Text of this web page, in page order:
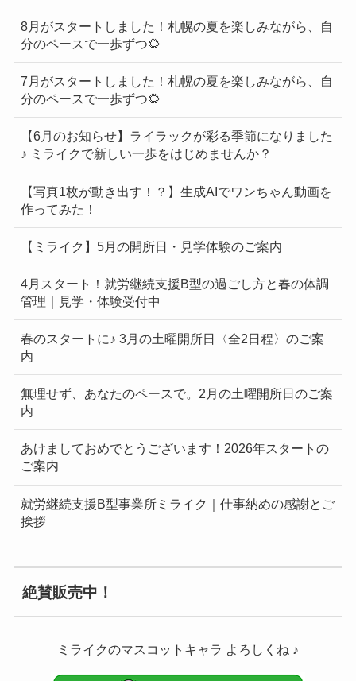
8月がスタートしました！札幌の夏を楽しみながら、自
分のペースで一歩ずつ🌻
7月がスタートしました！札幌の夏を楽しみながら、自
分のペースで一歩ずつ🌻
【6月のお知らせ】ライラックが彩る季節になりました
♪ ミライクで新しい一歩をはじめませんか？
【写真1枚が動き出す！？】生成AIでワンちゃん動画を
作ってみた！
【ミライク】5月の開所日・見学体験のご案内
4月スタート！就労継続支援B型の過ごし方と春の体調
管理｜見学・体験受付中
春のスタートに♪ 3月の土曜開所日〈全2日程〉のご案
内
無理せず、あなたのペースで。2月の土曜開所日のご案
内
あけましておめでとうございます！2026年スタートの
ご案内
就労継続支援B型事業所ミライク｜仕事納めの感謝とご
挨拶
絶賛販売中！
ミライクのマスコットキャラ よろしくね ♪